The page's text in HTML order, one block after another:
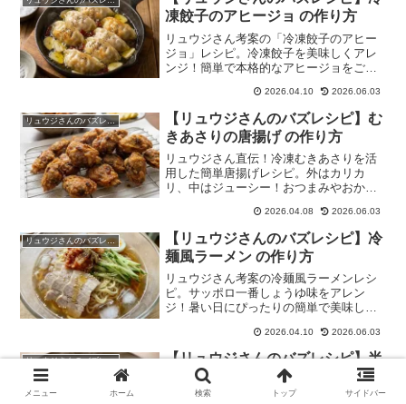
凍餃子のアヒージョ の作り方
リュウジさん考案の「冷凍餃子のアヒー
ジョ」レシピ。冷凍餃子を美味しくアレ
ンジ！簡単で本格的なアヒージョをご自
2026.04.10 2026.06.03
リュウジさんのバズレシピ
【リュウジさんのバズレシピ】む
きあさりの唐揚げ の作り方
リュウジさん直伝！冷凍むきあさりを活
用した簡単唐揚げレシピ。外はカリカ
リ、中はジューシー！おつまみやおかず
2026.04.08 2026.06.03
リュウジさんのバズレシピ
【リュウジさんのバズレシピ】冷
麺風ラーメン の作り方
リュウジさん考案の冷麺風ラーメンレシ
ピ。サッポロ一番しょうゆ味をアレン
ジ！暑い日にぴったりの簡単で美味しい
2026.04.10 2026.06.03
リュウジさんのバズレシピ
【リュウジさんのバズレシピ】半
熟餅カルボナーラ の作り方
料理研究家リュウジさん考案！レンジで
メニュー ホーム 検索 トップ サイドバー